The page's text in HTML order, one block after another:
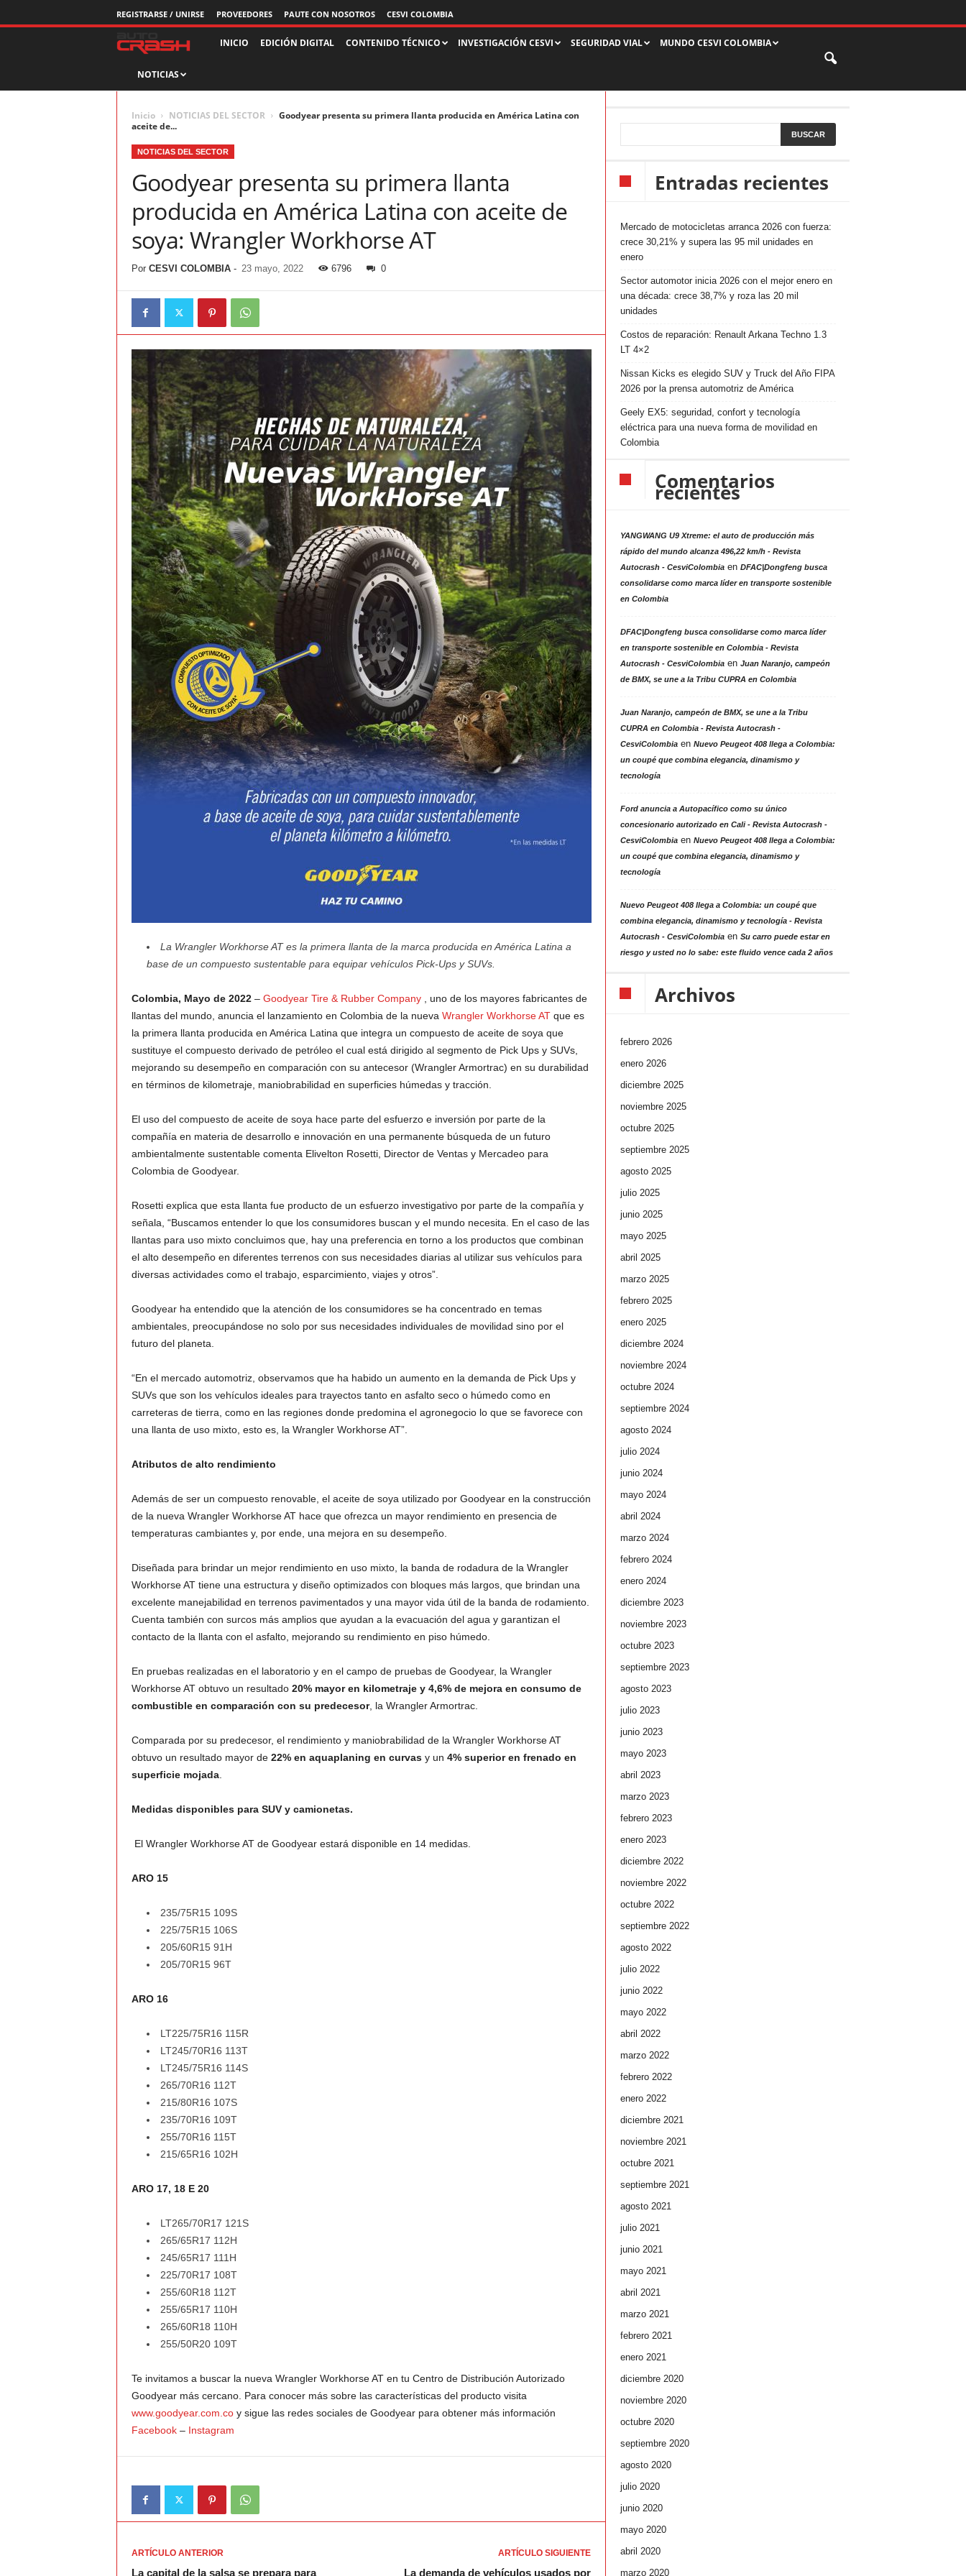
REGISTRARSE / UNIRSE PROVEEDORES PAUTE CON NOSOTROS CESVI COLOMBIA
A
t
c
r
a
s
h
–
C
e
s
v
i
C
o
INICIO EDICIÓN DIGITAL CONTENIDO TÉCNICO INVESTIGACIÓN CESVI SEGURIDAD VIAL MUNDO CESVI COLOMBIA
NOTICIAS
Inicio NOTICIAS DEL SECTOR
Goodyear presenta su primera llanta producida en América Latina con
aceite de...
NOTICIAS DEL SECTOR
Goodyear presenta su primera llanta
producida en América Latina con aceite de
soya: Wrangler Workhorse AT
Por CESVI COLOMBIA- 23 mayo, 2022 6796 0
La Wrangler Workhorse AT es la primera llanta de la marca producida en América Latina a
base de un compuesto sustentable para equipar vehículos Pick-Ups y SUVs.
Colombia, Mayo de 2022– Goodyear Tire & Rubber Company, uno de los mayores fabricantes de
llantas del mundo, anuncia el lanzamiento en Colombia de la nueva Wrangler Workhorse ATque es
la primera llanta producida en América Latina que integra un compuesto de aceite de soya que
sustituye el compuesto derivado de petróleo el cual está dirigido al segmento de Pick Ups y SUVs,
mejorando su desempeño en comparación con su antecesor (Wrangler Armortrac) en su durabilidad
en términos de kilometraje, maniobrabilidad en superficies húmedas y tracción.
El uso del compuesto de aceite de soya hace parte del esfuerzo e inversión por parte de la
compañía en materia de desarrollo e innovación en una permanente búsqueda de un futuro
ambientalmente sustentable comenta Elivelton Rosetti, Director de Ventas y Mercadeo para
Colombia de Goodyear.
Rosetti explica que esta llanta fue producto de un esfuerzo investigativo por parte de la compañía y
señala, “Buscamos entender lo que los consumidores buscan y el mundo necesita. En el caso de las
llantas para uso mixto concluimos que, hay una preferencia en torno a los productos que combinan
el alto desempeño en diferentes terrenos con sus necesidades diarias al utilizar sus vehículos para
diversas actividades como el trabajo, esparcimiento, viajes y otros”.
Goodyear ha entendido que la atención de los consumidores se ha concentrado en temas
ambientales, preocupándose no solo por sus necesidades individuales de movilidad sino por el
futuro del planeta.
“En el mercado automotriz, observamos que ha habido un aumento en la demanda de Pick Ups y
SUVs que son los vehículos ideales para trayectos tanto en asfalto seco o húmedo como en
carreteras de tierra, como en las regiones donde predomina el agronegocio lo que se favorece con
una llanta de uso mixto, esto es, la Wrangler Workhorse AT”.
Atributos de alto rendimiento
Además de ser un compuesto renovable, el aceite de soya utilizado por Goodyear en la construcción
de la nueva Wrangler Workhorse AT hace que ofrezca un mayor rendimiento en presencia de
temperaturas cambiantes y, por ende, una mejora en su desempeño.
Diseñada para brindar un mejor rendimiento en uso mixto, la banda de rodadura de la Wrangler
Workhorse AT tiene una estructura y diseño optimizados con bloques más largos, que brindan una
excelente manejabilidad en terrenos pavimentados y una mayor vida útil de la banda de rodamiento.
Cuenta también con surcos más amplios que ayudan a la evacuación del agua y garantizan el
contacto de la llanta con el asfalto, mejorando su rendimiento en piso húmedo.
En pruebas realizadas en el laboratorio y en el campo de pruebas de Goodyear, la Wrangler
Workhorse AT obtuvo un resultado 20% mayor en kilometraje y 4,6% de mejora en consumo de
combustible en comparación con su predecesor, la Wrangler Armortrac.
Comparada por su predecesor, el rendimiento y maniobrabilidad de la Wrangler Workhorse AT
obtuvo un resultado mayor de 22% en aquaplaning en curvasy un 4% superior en frenado en
superficie mojada.
Medidas disponibles para SUV y camionetas.
El Wrangler Workhorse AT de Goodyear estará disponible en 14 medidas.
ARO 15
235/75R15 109S
225/75R15 106S
205/60R15 91H
205/70R15 96T
ARO 16
LT225/75R16 115R
LT245/70R16 113T
LT245/75R16 114S
265/70R16 112T
215/80R16 107S
235/70R16 109T
255/70R16 115T
215/65R16 102H
ARO 17, 18 E 20
LT265/70R17 121S
265/65R17 112H
245/65R17 111H
225/70R17 108T
255/60R18 112T
255/65R17 110H
265/60R18 110H
255/50R20 109T
Te invitamos a buscar la nueva Wrangler Workhorse AT en tu Centro de Distribución Autorizado
Goodyear más cercano. Para conocer más sobre las características del producto visita
www.goodyear.com.coy sigue las redes sociales de Goodyear para obtener más información
Facebook– Instagram
ARTÍCULO ANTERIOR
La capital de la salsa se prepara para
ARTÍCULO SIGUIENTE
La demanda de vehículos usados por
Entradas recientes
Mercado de motocicletas arranca 2026 con fuerza:
crece 30,21% y supera las 95 mil unidades en
enero
Sector automotor inicia 2026 con el mejor enero en
una década: crece 38,7% y roza las 20 mil
unidades
Costos de reparación: Renault Arkana Techno 1.3
LT 4×2
Nissan Kicks es elegido SUV y Truck del Año FIPA
2026 por la prensa automotriz de América
Geely EX5: seguridad, confort y tecnología
eléctrica para una nueva forma de movilidad en
Colombia
Comentarios
recientes
YANGWANG U9 Xtreme: el auto de producción más
rápido del mundo alcanza 496,22 km/h - Revista
Autocrash - CesviColombiaen DFAC|Dongfeng busca
consolidarse como marca líder en transporte sostenible
en Colombia
DFAC|Dongfeng busca consolidarse como marca líder
en transporte sostenible en Colombia - Revista
Autocrash - CesviColombiaen Juan Naranjo, campeón
de BMX, se une a la Tribu CUPRA en Colombia
Juan Naranjo, campeón de BMX, se une a la Tribu
CUPRA en Colombia - Revista Autocrash -
CesviColombiaen Nuevo Peugeot 408 llega a Colombia:
un coupé que combina elegancia, dinamismo y
tecnología
Ford anuncia a Autopacífico como su único
concesionario autorizado en Cali - Revista Autocrash -
CesviColombiaen Nuevo Peugeot 408 llega a Colombia:
un coupé que combina elegancia, dinamismo y
tecnología
Nuevo Peugeot 408 llega a Colombia: un coupé que
combina elegancia, dinamismo y tecnología - Revista
Autocrash - CesviColombiaen Su carro puede estar en
riesgo y usted no lo sabe: este fluido vence cada 2 años
Archivos
febrero 2026
enero 2026
diciembre 2025
noviembre 2025
octubre 2025
septiembre 2025
agosto 2025
julio 2025
junio 2025
mayo 2025
abril 2025
marzo 2025
febrero 2025
enero 2025
diciembre 2024
noviembre 2024
octubre 2024
septiembre 2024
agosto 2024
julio 2024
junio 2024
mayo 2024
abril 2024
marzo 2024
febrero 2024
enero 2024
diciembre 2023
noviembre 2023
octubre 2023
septiembre 2023
agosto 2023
julio 2023
junio 2023
mayo 2023
abril 2023
marzo 2023
febrero 2023
enero 2023
diciembre 2022
noviembre 2022
octubre 2022
septiembre 2022
agosto 2022
julio 2022
junio 2022
mayo 2022
abril 2022
marzo 2022
febrero 2022
enero 2022
diciembre 2021
noviembre 2021
octubre 2021
septiembre 2021
agosto 2021
julio 2021
junio 2021
mayo 2021
abril 2021
marzo 2021
febrero 2021
enero 2021
diciembre 2020
noviembre 2020
octubre 2020
septiembre 2020
agosto 2020
julio 2020
junio 2020
mayo 2020
abril 2020
marzo 2020